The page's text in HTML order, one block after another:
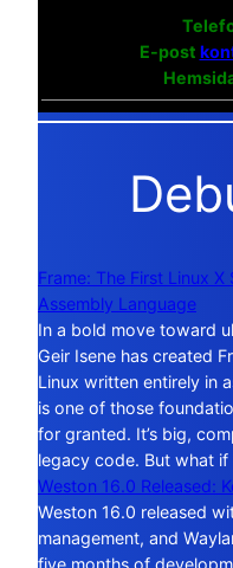
E-post
Frame: The First Linux
Assembly Language
In a bold move toward
Geir Isene has created
Linux written entirely in
is one of those
for granted. It’s big,
legacy code. But what
Weston 16.0 Released:
Weston 16.0 released
management, and